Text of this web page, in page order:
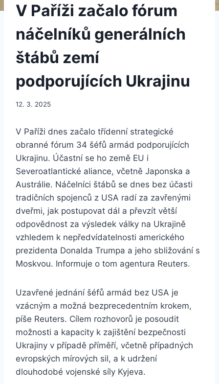
V Paříži začalo fórum
náčelníků generálních
štábů zemí
podporujících Ukrajinu
12. 3. 2025
V Paříži dnes začalo třídenní strategické
obranné fórum 34 šéfů armád podporujících
Ukrajinu. Účastní se ho země EU i
Severoatlantické aliance, včetně Japonska a
Austrálie. Náčelníci štábů se dnes bez účasti
tradičních spojenců z USA radí za zavřenými
dveřmi, jak postupovat dál a převzít větší
odpovědnost za výsledek války na Ukrajině
vzhledem k nepředvídatelnosti amerického
prezidenta Donalda Trumpa a jeho sbližování s
Moskvou. Informuje o tom agentura Reuters.
Uzavřené jednání šéfů armád bez USA je
vzácným a možná bezprecedentním krokem,
píše Reuters. Cílem rozhovorů je posoudit
možnosti a kapacity k zajištění bezpečnosti
Ukrajiny v případě příměří, včetně případných
evropských mírových sil, a k udržení
dlouhodobé vojenské síly Kyjeva.